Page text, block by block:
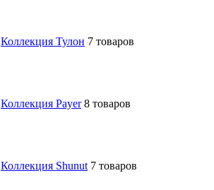
Коллекция Тулон 7 товаров
Коллекция Payer 8 товаров
Коллекция Shunut 7 товаров